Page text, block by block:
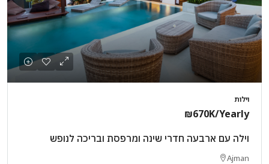
וילות
₪670K/Yearly
וילה עם ארבעה חדרי שינה ומרפסת ובריכה לנופש
Ajman